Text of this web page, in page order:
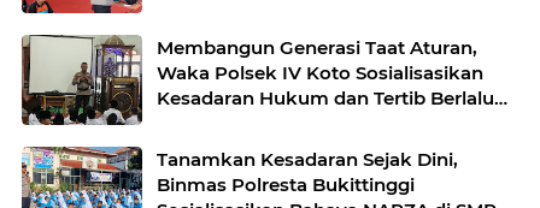
Membangun Generasi Taat Aturan,
Waka Polsek IV Koto Sosialisasikan
Kesadaran Hukum dan Tertib Berlalu
Tanamkan Kesadaran Sejak Dini,
Binmas Polresta Bukittinggi